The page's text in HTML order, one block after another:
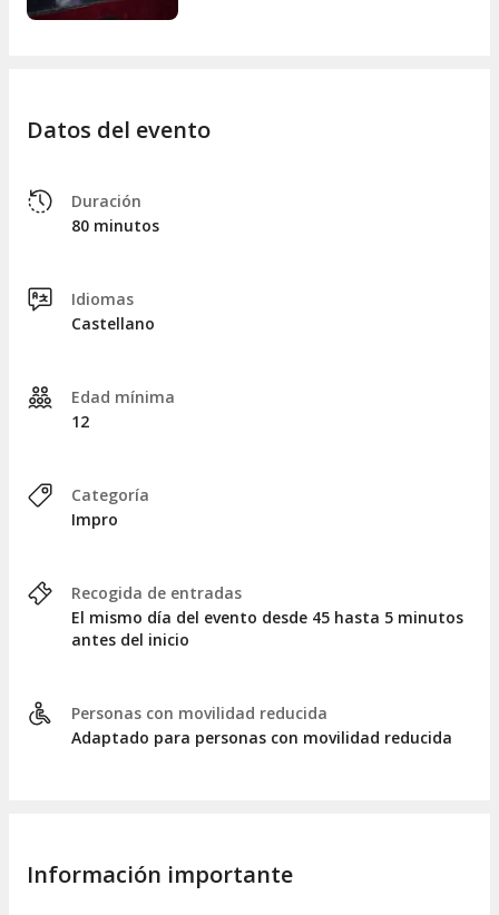
Datos del evento
Duración
80 minutos
Idiomas
Castellano
Edad mínima
12
Categoría
Impro
Recogida de entradas
El mismo día del evento desde 45 hasta 5 minutos
antes del inicio
Personas con movilidad reducida
Adaptado para personas con movilidad reducida
Información importante